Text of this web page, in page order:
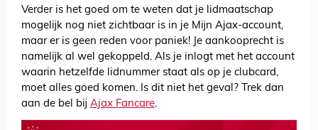
Verder is het goed om te weten dat je lidmaatschap
mogelijk nog niet zichtbaar is in je Mijn Ajax-account,
maar er is geen reden voor paniek! Je aankooprecht is
namelijk al wel gekoppeld. Als je inlogt met het account
waarin hetzelfde lidnummer staat als op je clubcard,
moet alles goed komen. Is dit niet het geval? Trek dan
aan de bel bij Ajax Fancare.